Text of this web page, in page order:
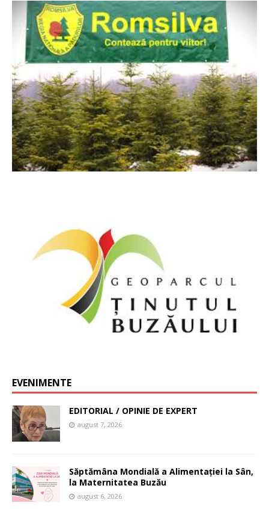
EVENIMENTE
EDITORIAL / OPINIE DE EXPERT
august 7, 2026
Săptămâna Mondială a Alimentației la Sân,
la Maternitatea Buzău
august 6, 2026